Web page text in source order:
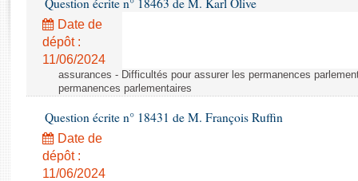
Rapports d'enquête
Rapports législatifs
Rapports sur l'application des lois
Baromètre de l’application des lois
Budget et sécurité sociale
Questions écrites et orales
Comptes rendus des débats
Question écrite n° 18463 de M. Karl Olive
Date de
dépôt :
11/06/2024
assurances - Difficultés pour assurer les permanences
permanences parlementaires
Question écrite n° 18431 de M. François Ruffin
Date de
dépôt :
11/06/2024